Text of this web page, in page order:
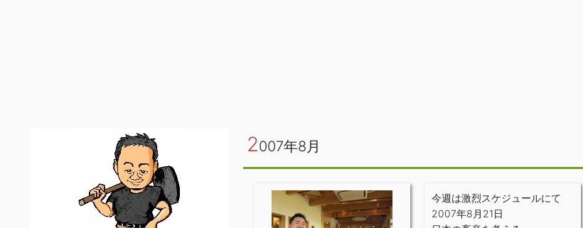
2007年8月
今週は激烈スケジュールにて
2007年8月21日